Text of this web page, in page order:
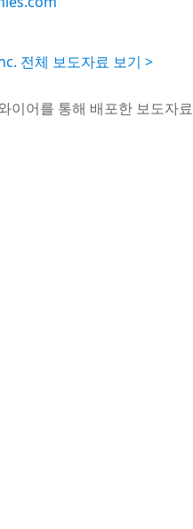
전체 보도자료 보기 >
이어를 통해 배포한 보도자